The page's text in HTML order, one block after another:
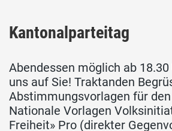
Kantonalparteitag
Abendessen möglich ab
uns auf Sie! Traktanden
Abstimmungsvorlagen für
Nationale Vorlagen
Freiheit» Pro (direkter